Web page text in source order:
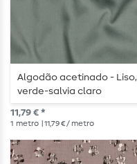
Algodão acetinado - Liso,
verde-salvia claro
11,79 € *
1 metro | 11,79 € / metro